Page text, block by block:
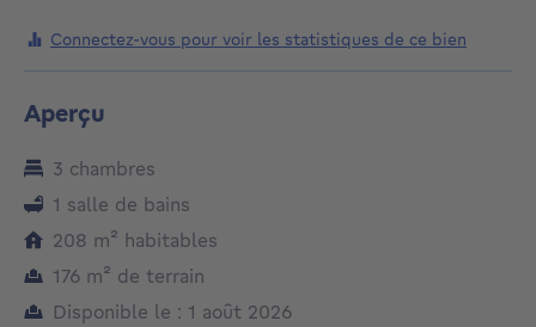
Connectez-vous pour voir les statistiques de ce bien
Aperçu
3 chambres
1 salle de bains
208 m² mètres carrés
habitables
176 m² mètres carrés
de terrain
Disponible le : 1 août 2026